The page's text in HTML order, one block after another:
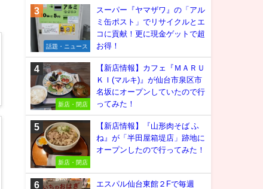
話題・ニュース
スーパー『ヤマザワ』の「アル
ミ缶ポスト」でリサイクルとエ
コに貢献！更に現金ゲットで超
お得！
新店・閉店
【新店情報】カフェ『ＭＡＲＵ
ＫＩ(マルキ)』が仙台市泉区市
名坂にオープンしていたので行
ってみた！
新店・閉店
【新店情報】『山形肉そば ふ
ね』が「半田屋箱堤店」跡地に
オープンしたので行ってみた！
エスパル仙台東館２Fで毎週